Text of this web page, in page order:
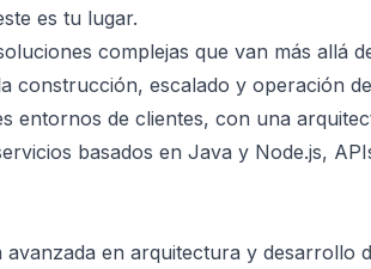
es tu lugar.
complejas que van más allá
construcción, escalado y operación
entornos de clientes, con una
basados en Java y Node.js,
en arquitectura y desarrollo